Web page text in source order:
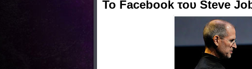
Το Facebook του Steve